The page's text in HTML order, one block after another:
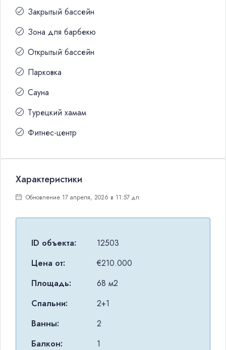
Закрытый бассейн
Зона для барбекю
Открытый бассейн
Парковка
Сауна
Турецкий хамам
Фитнес-центр
Характеристики
Обновление 17 апреля, 2026 в 11:57 дп
ID объекта:
12503
Цена от:
€210.000
Площадь:
68 м2
Спальни:
2+1
Ванны:
2
Балкон:
1